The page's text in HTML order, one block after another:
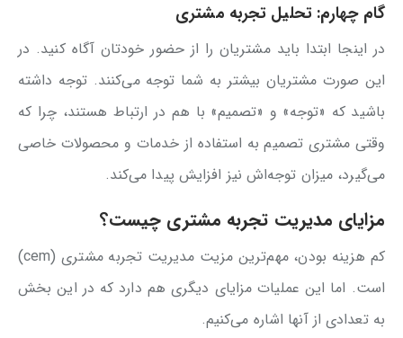
گام چهارم:تحلیل تجربه مشتری
در اینجا ابتدا باید مشتریان را از حضور خودتان آگاه کنید. در
این صورت مشتریان بیشتر به شما توجه می‌کنند. توجه داشته
باشید که «توجه» و «تصمیم» با هم در ارتباط هستند، چرا که
وقتی مشتری تصمیم به استفاده از خدمات و محصولات خاصی
می‌گیرد، میزان توجه‌اش نیز افزایش پیدا می‌کند.
مزایای مدیریت تجربه مشتری چیست؟
کم هزینه بودن، مهم‌ترین مزیت مدیریت تجربه مشتری (cem)
است. اما این عملیات مزایای دیگری هم دارد که در این بخش
به تعدادی از آنها اشاره می‌کنیم.